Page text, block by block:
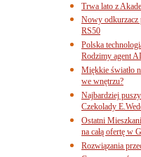
Trwa lato z
Nowy odkurzacz
RS50
Polska
Rodzimy agent
Miękkie światło
we wnętrzu?
Najbardziej
Czekolady
Ostatni
na całą ofertę w
Rozwiązania